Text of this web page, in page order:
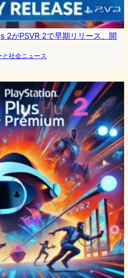
2がPSVR 2で早期リリース、開
と社会ニュース